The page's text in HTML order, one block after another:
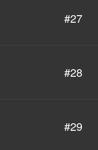
#27
#28
#29